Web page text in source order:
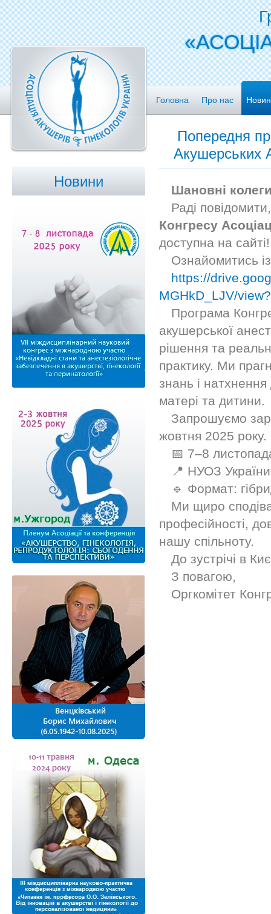
Головна Про нас
Новини
Попередня
Акушерських
Шановні
Раді
Конгресу
доступна на сайті!
Ознайомитись
https://
MGHkD_LJV/
Програма
акушерської
рішення та
практику. Ми
знань і
матері та дитини.
Запрошуємо
жовтня 2025 року.
📅 7–8
📍 НУОЗ
🔹 Формат:
Ми щиро
професійності,
нашу спільноту.
До зустрічі в
З повагою,
Оргкомітет